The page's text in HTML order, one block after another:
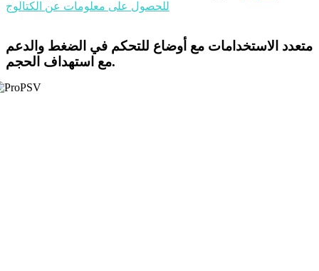
للحصول على معلومات عن الكتالوج
متعدد الاستخدامات مع أوضاع للتحكم في الضغط والدعم
مع استهداف الحجم.